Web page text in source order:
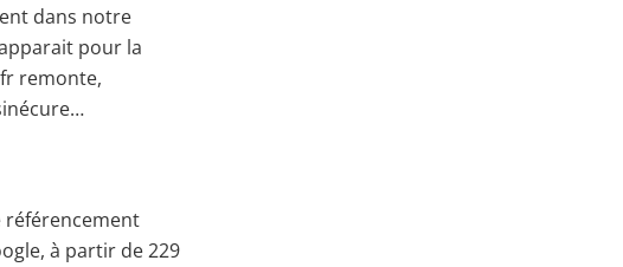
dans notre
pour la
remonte,
référencement
à partir de 229